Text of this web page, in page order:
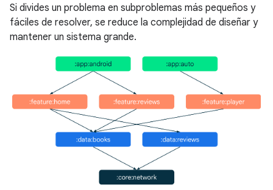
Si divides un problema en subproblemas más pequeños y
fáciles de resolver, se reduce la complejidad de diseñar y
mantener un sistema grande.